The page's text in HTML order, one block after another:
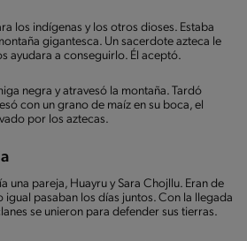
los indígenas y los otros dioses. Estaba
gigantesca. Un sacerdote azteca le
ayudara a conseguirlo. Él aceptó.
negra y atravesó la montaña. Tardó
con un grano de maíz en su boca, el
por los aztecas.
una pareja, Huayru y Sara Chojllu. Eran de
pasaban los días juntos. Con la llegada
se unieron para defender sus tierras.